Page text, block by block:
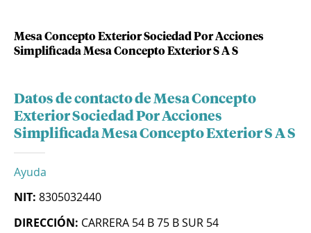
Mesa Concepto Exterior Sociedad Por Acciones
Simplificada Mesa Concepto Exterior S A S
Datos de contacto de Mesa Concepto
Exterior Sociedad Por Acciones
Simplificada Mesa Concepto Exterior S A S
Ayuda
NIT: 8305032440
DIRECCIÓN: CARRERA 54 B 75 B SUR 54